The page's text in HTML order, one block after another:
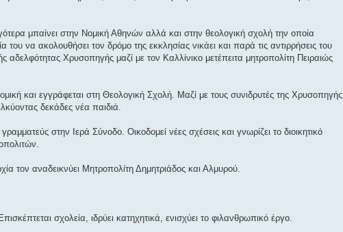
μπαίνει στην Νομική Αθηνών αλλά και στην θεολογική σχολή την οποία
να ακολουθήσει τον δρόμο της εκκλησίας νικάει και παρά τις αντιρρήσεις του
αδελφότητας Χρυσοπηγής μαζί με τον Καλλίνικο μετέπειτα μητροπολίτη Πειραιώς
και εγγράφεται στη Θεολογική Σχολή. Μαζί με τους συνιδρυτές της Χρυσοπηγής
δεκάδες νέα παιδιά.
στην Ιερά Σύνοδο. Οικοδομεί νέες σχέσεις και γνωρίζει το διοικητικό
τον αναδεικνύει Μητροπολίτη Δημητριάδος και Αλμυρού.
σχολεία, ιδρύει κατηχητικά, ενισχύει το φιλανθρωπικό έργο.